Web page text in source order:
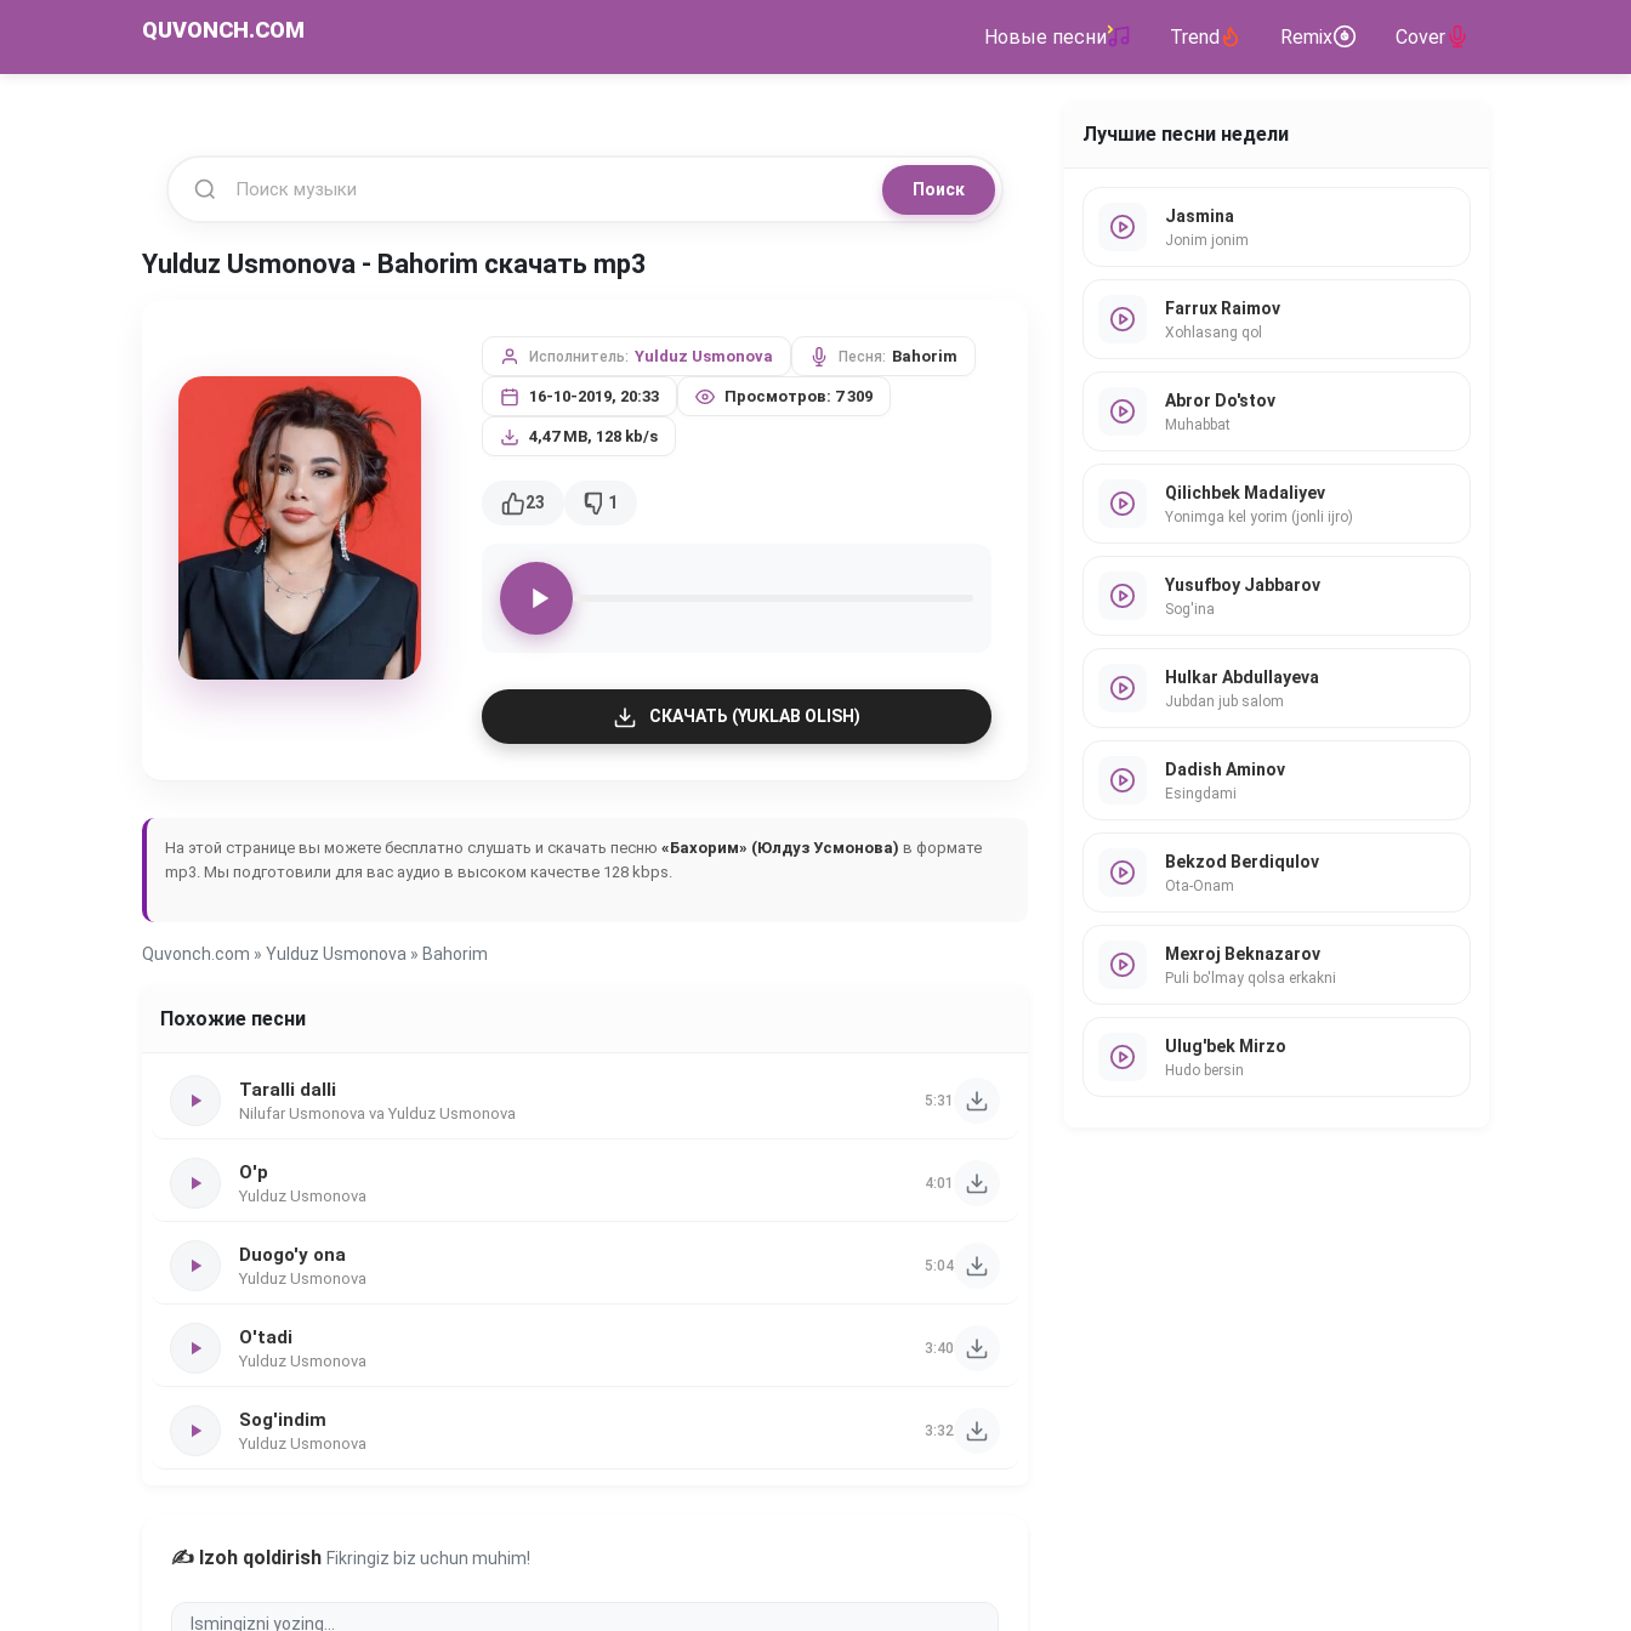
QUVONCH.COM Новые песни Trend Remix Cover
Поиск
Yulduz Usmonova - Bahorim скачать mp3
Исполнитель: Yulduz Usmonova Песня: Bahorim
16-10-2019, 20:33 Просмотров: 7 309
4,47 MB, 128 kb/s
23 1
СКАЧАТЬ (YUKLAB OLISH)
На этой странице вы можете бесплатно слушать и скачать песню «Бахорим» (Юлдуз Усмонова) в формате
mp3. Мы подготовили для вас аудио в высоком качестве 128 kbps.
Quvonch.com » Yulduz Usmonova » Bahorim
Похожие песни
Taralli dalli
Nilufar Usmonova va Yulduz Usmonova
5:31
O'p
Yulduz Usmonova
4:01
Duogo'y ona
Yulduz Usmonova
5:04
O'tadi
Yulduz Usmonova
3:40
Sog'indim
Yulduz Usmonova
3:32
✍️ Izoh qoldirish Fikringiz biz uchun muhim!
Лучшие песни недели
Jasmina
Jonim jonim
Farrux Raimov
Xohlasang qol
Abror Do'stov
Muhabbat
Qilichbek Madaliyev
Yonimga kel yorim (jonli ijro)
Yusufboy Jabbarov
Sog'ina
Hulkar Abdullayeva
Jubdan jub salom
Dadish Aminov
Esingdami
Bekzod Berdiqulov
Ota-Onam
Mexroj Beknazarov
Puli bo'lmay qolsa erkakni
Ulug'bek Mirzo
Hudo bersin